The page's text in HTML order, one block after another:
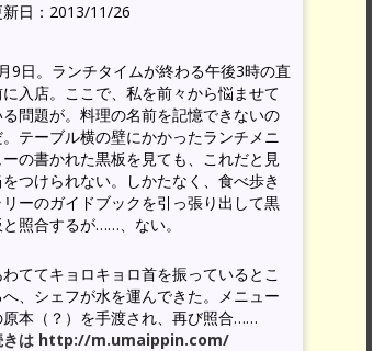
新日：2013/11/26
9日。ランチタイムが終わる午後3時の直
入店。ここで、私を前々から悩ませて
る問題が。料理の名前を記憶できないの
。テーブル横の壁にかかったランチメニ
ーの書かれた黒板を見ても、これだと見
をつけられない。しかたなく、食べ歩き
リーのガイドブックを引っ張り出して黒
照合するが……、ない。
ててキョロキョロ首を振っているとこ
へ、シェフが水を運んできた。メニュー
原本（？）を手渡され、再び照合……
きは http://m.umaippin.com/